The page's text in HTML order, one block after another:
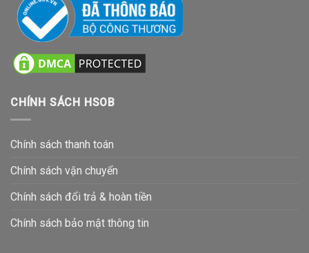
CHÍNH SÁCH HSOB
Chính sách thanh toán
Chính sách vận chuyển
Chính sách đổi trả & hoàn tiền
Chính sách bảo mật thông tin